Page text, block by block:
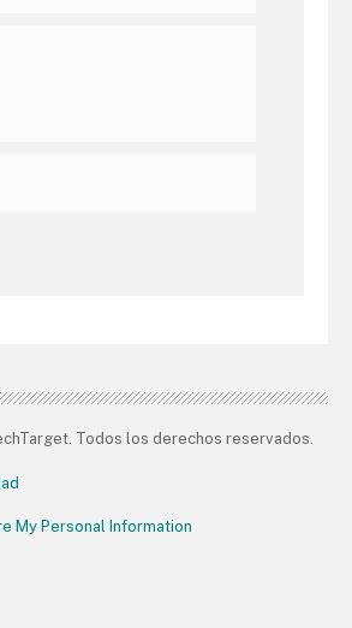
Todos los derechos reservados.
My Personal Information